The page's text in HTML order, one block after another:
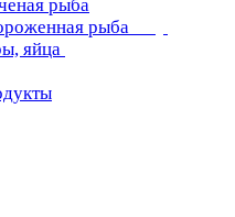
рыба
рыба
яйца